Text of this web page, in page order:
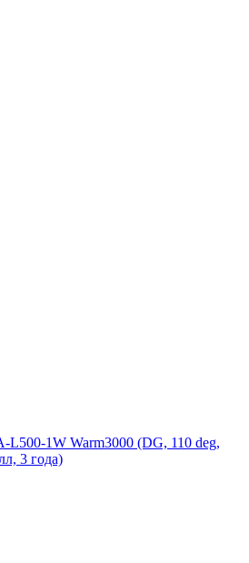
1W Warm3000 (DG, 110 deg,
3 года)